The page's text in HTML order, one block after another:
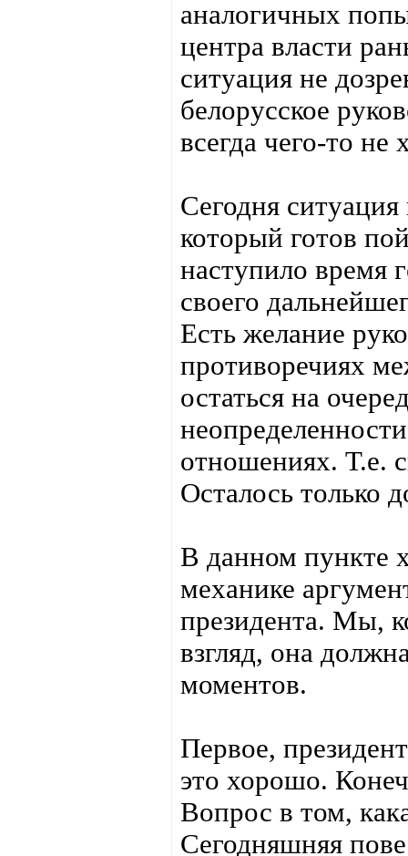
аналогичных
центра власти
ситуация не
белорусское
всегда чего-то
Сегодня
который готов
наступило время
своего
Есть желание
противоречиях
остаться на
отношениях. Т.е.
Осталось только
В данном пункте
механике
президента. Мы,
взгляд, она
моментов.
Первое,
это хорошо.
Вопрос в том,
Сегодняшняя